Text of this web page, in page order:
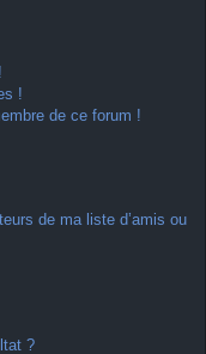
!
de ce forum !
de ma liste d’amis ou
?